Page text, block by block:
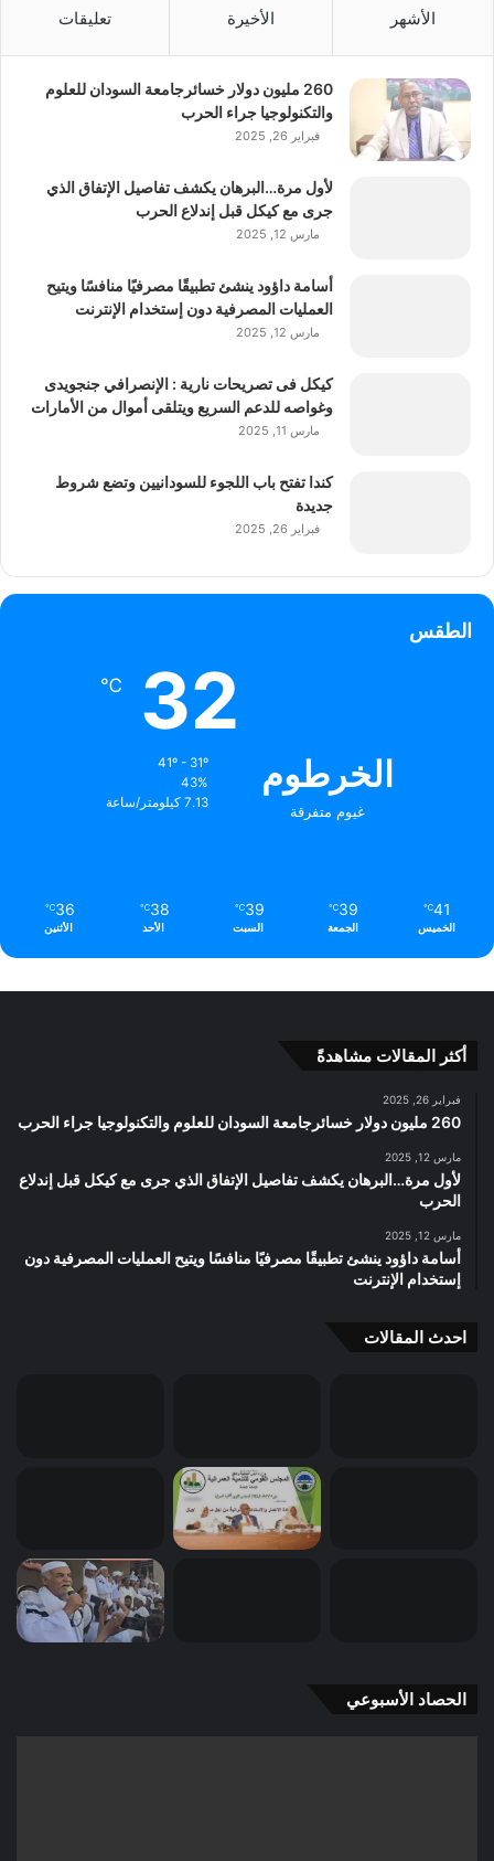
الأشهر الأخيرة تعليقات
260 مليون دولار خسائرجامعة السودان للعلوم
والتكنولوجيا جراء الحرب
فبراير 26, 2025
لأول مرة…البرهان يكشف تفاصيل الإتفاق الذي
جرى مع كيكل قبل إندلاع الحرب
مارس 12, 2025
أسامة داؤود ينشئ تطبيقًا مصرفيًا منافسًا ويتيح
العمليات المصرفية دون إستخدام الإنترنت
مارس 12, 2025
كيكل فى تصريحات نارية : الإنصرافي جنجويدى
وغواصه للدعم السريع ويتلقى أموال من الأمارات
مارس 11, 2025
كندا تفتح باب اللجوء للسودانيين وتضع شروط
جديدة
فبراير 26, 2025
الطقس
الخرطوم
غيوم متفرقة
32
℃
43%
7.13 كيلومتر/ساعة
41
℃
الخميس
39
℃
الجمعة
39
℃
السبت
38
℃
الأحد
36
℃
الأثنين
أكثر المقالات مشاهدةً
فبراير 26, 2025
260 مليون دولار خسائرجامعة السودان للعلوم والتكنولوجيا جراء الحرب
مارس 12, 2025
لأول مرة…البرهان يكشف تفاصيل الإتفاق الذي جرى مع كيكل قبل إندلاع
الحرب
مارس 12, 2025
أسامة داؤود ينشئ تطبيقًا مصرفيًا منافسًا ويتيح العمليات المصرفية دون
إستخدام الإنترنت
احدث المقالات
الحصاد الأسبوعي